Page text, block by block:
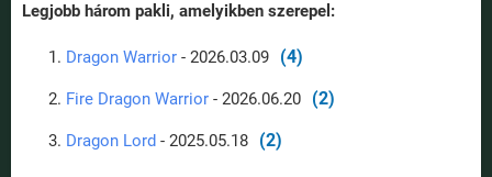
Legjobb három pakli, amelyikben szerepel:
Dragon Warrior - 2026.03.09 (4)
Fire Dragon Warrior - 2026.06.20 (2)
Dragon Lord - 2025.05.18 (2)